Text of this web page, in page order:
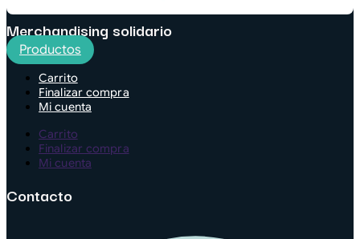
Merchandising solidario
Productos
Carrito
Finalizar compra
Mi cuenta
Carrito
Finalizar compra
Mi cuenta
Contacto